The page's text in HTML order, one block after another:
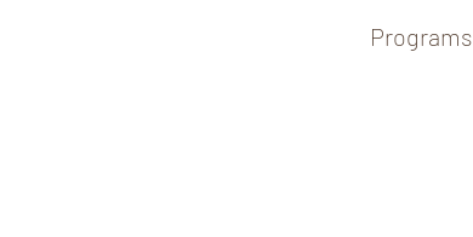
Programs